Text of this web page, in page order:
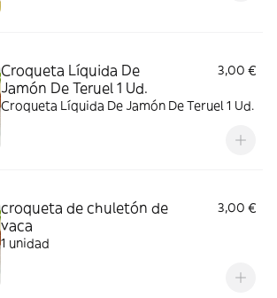
Croqueta Líquida De
Jamón De Teruel 1 Ud.
3,00 €
Croqueta Líquida De Jamón De Teruel 1 Ud.
croqueta de chuletón de
vaca
3,00 €
1 unidad